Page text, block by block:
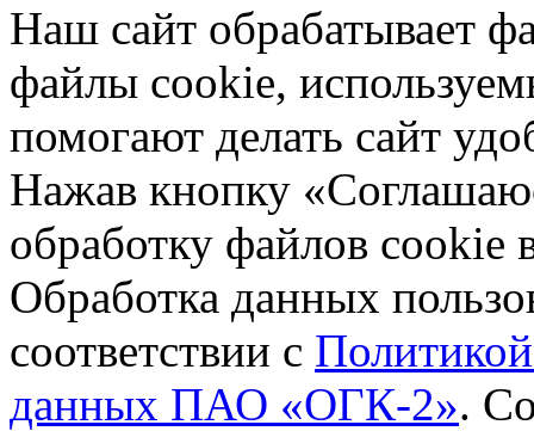
Наш сайт обрабатывает
файлы cookie,
помогают делать сайт
Нажав кнопку
обработку файлов cookie
Обработка данных
соответствии с
данных ПАО «ОГК-2».